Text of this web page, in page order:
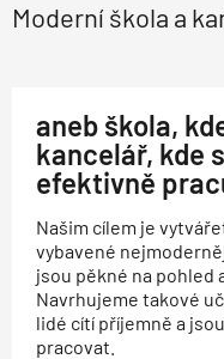
Moderní škola a
aneb škola,
kancelář, kde
efektivně
Našim cílem je
vybavené
jsou pěkné na pohled
Navrhujeme takové
lidé cítí příjemně a
pracovat.